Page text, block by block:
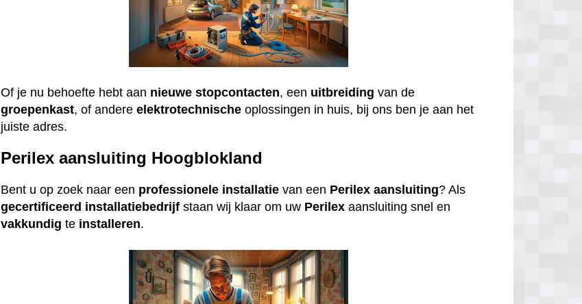
Of je nu behoefte hebt aan nieuwe stopcontacten, een uitbreiding van de
groepenkast, of andereelektrotechnische oplossingen in huis, bij ons ben je aan het
juiste adres.
Perilex aansluiting Hoogblokland
Bent u op zoek naar een professionele installatie van een Perilex aansluiting? Als
gecertificeerd installatiebedrijf staan wij klaar om uw Perilex aansluiting snel en
vakkundig te installeren.